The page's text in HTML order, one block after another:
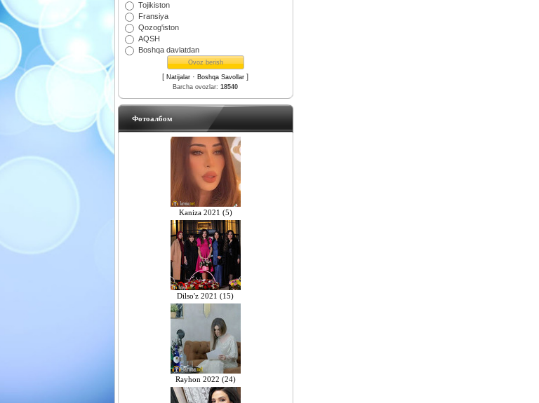
Tojikiston
Fransiya
Qozog'iston
AQSH
Boshqa davlatdan
[ Natijalar · Boshqa Savollar ]
Barcha ovozlar: 18540
Фотоалбом
Kaniza 2021 (5)
Dilso'z 2021 (15)
Rayhon 2022 (24)